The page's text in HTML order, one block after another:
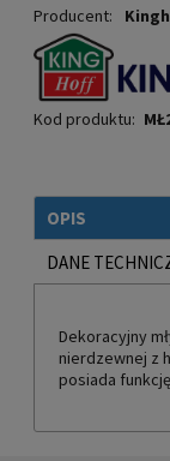
Producent:
Kod produktu:
OPIS
DANE
Dekoracyjny
nierdzewnej z
posiada